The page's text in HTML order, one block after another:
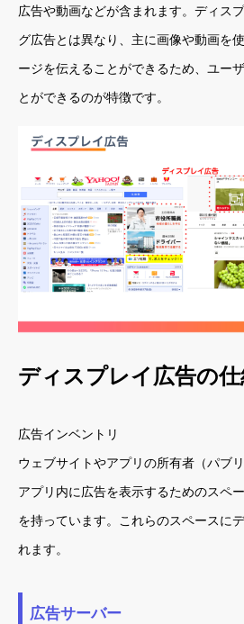
広告や動画などが含まれます。ディス
グ広告とは異なり、主に画像や動画を
ージを伝えることができるため、ユー
とができるのが特徴です。
ディスプレイ広告の
広告インベントリ
ウェブサイトやアプリの所有者（パブ
アプリ内に広告を表示するためのスペ
を持っています。これらのスペースに
れます。
広告サーバー